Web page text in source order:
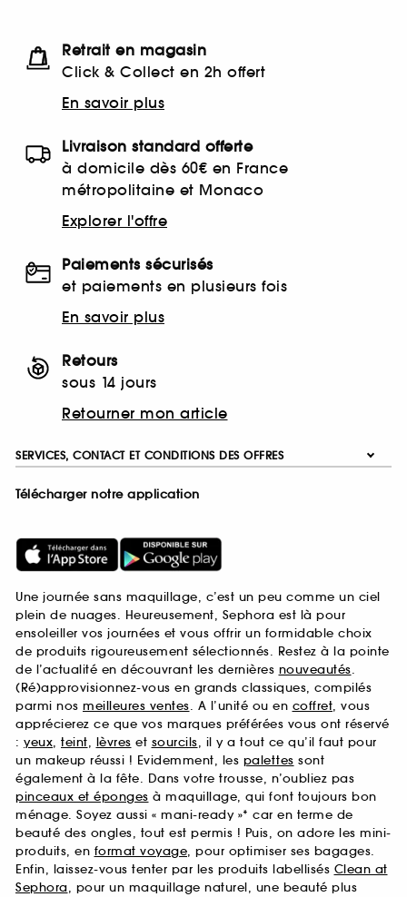
Retrait en magasin
Click & Collect en 2h offert
En savoir plus
Livraison standard offerte
à domicile dès 60€ en France
métropolitaine et Monaco
Explorer l'offre
Paiements sécurisés
et paiements en plusieurs fois
En savoir plus
Retours
sous 14 jours
Retourner mon article
SERVICES, CONTACT ET CONDITIONS DES OFFRES
Télécharger notre application
Une journée sans maquillage, c’est un peu comme un ciel
plein de nuages. Heureusement, Sephora est là pour
ensoleiller vos journées et vous offrir un formidable choix
de produits rigoureusement sélectionnés. Restez à la pointe
de l’actualité en découvrant les dernières nouveautés.
(Ré)approvisionnez-vous en grands classiques, compilés
parmi nos meilleures ventes. A l’unité ou en coffret, vous
apprécierez ce que vos marques préférées vous ont réservé
: yeux, teint, lèvres et sourcils, il y a tout ce qu’il faut pour
un makeup réussi ! Evidemment, les palettes sont
également à la fête. Dans votre trousse, n’oubliez pas
pinceaux et éponges à maquillage, qui font toujours bon
ménage. Soyez aussi « mani-ready »* car en terme de
beauté des ongles, tout est permis ! Puis, on adore les mini-
produits, en format voyage, pour optimiser ses bagages.
Enfin, laissez-vous tenter par les produits labellisés Clean at
Sephora, pour un maquillage naturel, une beauté plus